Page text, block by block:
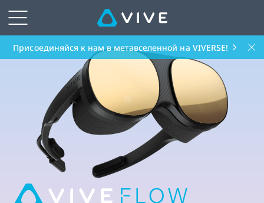
VIVE
СНГ
Купить
систему
виртуальной
реальности
Присоединяйся к нам в метавселенной на VIVERSE!